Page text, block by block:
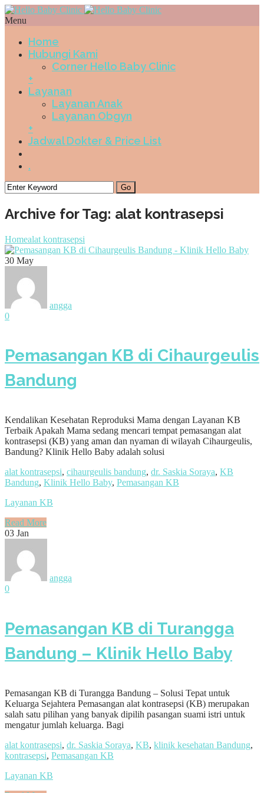
Menu
Home
Hubungi Kami
Corner Hello Baby Clinic
+
Layanan
Layanan Anak
Layanan Obgyn
+
Jadwal Dokter & Price List
.
Archive for Tag: alat kontrasepsi
Homealat kontrasepsi
30 May
angga
0
Pemasangan KB di Cihaurgeulis
Bandung
Kendalikan Kesehatan Reproduksi Mama dengan Layanan KB
Terbaik Apakah Mama sedang mencari tempat pemasangan alat
kontrasepsi (KB) yang aman dan nyaman di wilayah Cihaurgeulis,
Bandung? Klinik Hello Baby adalah solusi
alat kontrasepsi, cihaurgeulis bandung, dr. Saskia Soraya, KB
Bandung, Klinik Hello Baby, Pemasangan KB
Layanan KB
Read More
03 Jan
angga
0
Pemasangan KB di Turangga
Bandung – Klinik Hello Baby
Pemasangan KB di Turangga Bandung – Solusi Tepat untuk
Keluarga Sejahtera Pemasangan alat kontrasepsi (KB) merupakan
salah satu pilihan yang banyak dipilih pasangan suami istri untuk
mengatur jumlah keluarga. Bagi
alat kontrasepsi, dr. Saskia Soraya, KB, klinik kesehatan Bandung,
kontrasepsi, Pemasangan KB
Layanan KB